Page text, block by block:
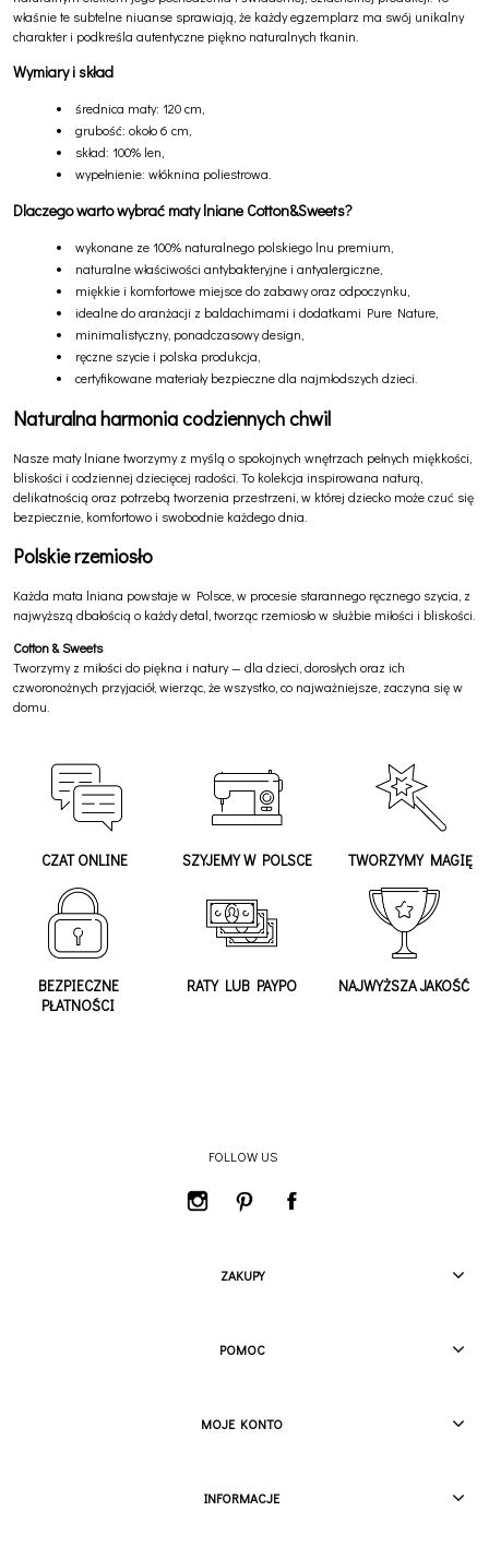
właśnie te subtelne niuanse sprawiają, że każdy egzemplarz ma swój unikalny
charakter i podkreśla autentyczne piękno naturalnych tkanin.
Wymiary i skład
średnica maty: 120 cm,
grubość: około 6 cm,
skład: 100% len,
wypełnienie: włóknina poliestrowa.
Dlaczego warto wybrać maty lniane Cotton&Sweets?
wykonane ze 100% naturalnego polskiego lnu premium,
naturalne właściwości antybakteryjne i antyalergiczne,
miękkie i komfortowe miejsce do zabawy oraz odpoczynku,
idealne do aranżacji z baldachimami i dodatkami Pure Nature,
minimalistyczny, ponadczasowy design,
ręczne szycie i polska produkcja,
certyfikowane materiały bezpieczne dla najmłodszych dzieci.
Naturalna harmonia codziennych chwil
Nasze maty lniane tworzymy z myślą o spokojnych wnętrzach pełnych miękkości,
bliskości i codziennej dziecięcej radości. To kolekcja inspirowana naturą,
delikatnością oraz potrzebą tworzenia przestrzeni, w której dziecko może czuć się
bezpiecznie, komfortowo i swobodnie każdego dnia.
Polskie rzemiosło
Każda mata lniana powstaje w Polsce, w procesie starannego ręcznego szycia, z
najwyższą dbałością o każdy detal, tworząc rzemiosło w służbie miłości i bliskości.
Cotton & Sweets
Tworzymy z miłości do piękna i natury — dla dzieci, dorosłych oraz ich
czworonożnych przyjaciół, wierząc, że wszystko, co najważniejsze, zaczyna się w
domu.
CZAT ONLINE SZYJEMY W POLSCE TWORZYMY MAGIĘ
BEZPIECZNE
PŁATNOŚCI
RATY LUB PAYPO NAJWYŻSZA JAKOŚĆ
FOLLOW US
ZAKUPY
POMOC
MOJE KONTO
INFORMACJE